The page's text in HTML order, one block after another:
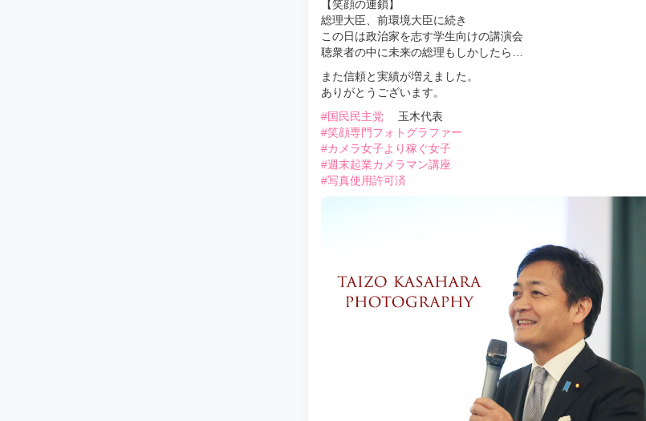
【笑顔の連鎖】
総理大臣、前環境大臣に続き
この日は政治家を志す学生向けの講演会
聴衆者の中に未来の総理もしかしたら…
また信頼と実績が増えました。
ありがとうございます。
#国民民主党
玉木代表
#笑顔専門フォトグラファー
#カメラ女子より稼ぐ女子
#週末起業カメラマン講座
#写真使用許可済